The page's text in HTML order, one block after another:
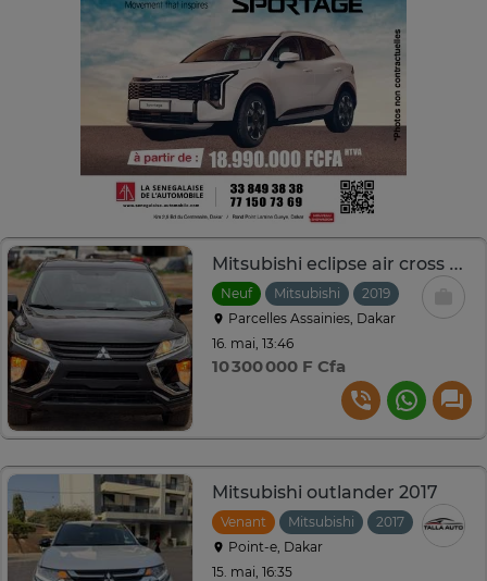
Mitsubishi eclipse air cross 2019
Neuf Mitsubishi 2019
Parcelles Assainies, Dakar
16. mai, 13:46
10 300 000 F Cfa
Mitsubishi outlander 2017
Venant Mitsubishi 2017
Point-e, Dakar
15. mai, 16:35